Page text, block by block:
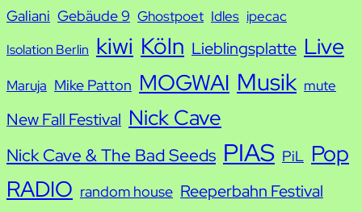
Galiani Gebäude 9 Ghostpoet Idles ipecac
Isolation Berlin kiwi Köln Lieblingsplatte Live
Maruja Mike Patton MOGWAI Musik mute
New Fall Festival Nick Cave
Nick Cave & The Bad Seeds PIAS PiL Pop
RADIO random house Reeperbahn Festival